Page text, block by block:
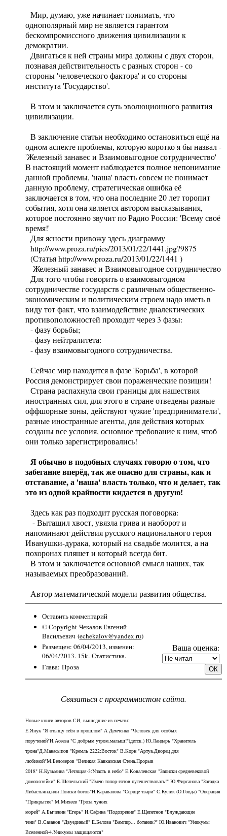
Мир, думаю, уже начинает понимать, что
однополярный мир не является гарантом
бескомпромиссного движения цивилизации к
демократии.
Двигаться к ней страны мира должны с двух сторон,
познавая действительность с разных сторон - со
стороны 'человеческого фактора' и со стороны
института 'Государство'.
В этом и заключается суть эволюционного развития
цивилизации.
В заключение статьи необходимо остановиться ещё на
одном аспекте проблемы, которую коротко я бы назвал -
'Железный занавес и Взаимовыгодное сотрудничество'
В настоящий момент наблюдается полное непонимание
данной проблемы, 'наша' власть совсем не понимает
данную проблему, стратегическая ошибка её
заключается в том, что она последние 20 лет торопит
события, хотя она является автором высказывания,
которое постоянно звучит по Радио России: 'Всему своё
время!'
Для ясности привожу здесь диаграмму
http://www.proza.ru/pics/2013/01/22/1441.jpg?9875
(Статья http://www.proza.ru/2013/01/22/1441 )
Железный занавес и Взаимовыгодное сотрудничество
Для того чтобы говорить о взаимовыгодном
сотрудничестве государств с различным общественно-
экономическим и политическим строем надо иметь в
виду тот факт, что взаимодействие диалектических
противоположностей проходит через 3 фазы:
- фазу борьбы;
- фазу нейтралитета:
- фазу взаимовыгодного сотрудничества.
Сейчас мир находится в фазе 'Борьба', в которой
Россия демонстрирует свои пораженческие позиции!
Страна распахнула свои границы для нашествия
иностранных сил, для этого в стране отведены разные
оффшорные зоны, действуют чужие 'предприниматели',
разные иностранные агенты, для действия которых
созданы все условия, основное требование к ним, чтоб
они только зарегистрировались!
Я обычно в подобных случаях говорю о том, что
забегание вперёд, так же опасно для страны, как и
отставание, а 'наша' власть только, что и делает, так
это из одной крайности кидается в другую!
Здесь как раз подходит русская поговорка:
- Вытащил хвост, увязла грива и наоборот и
напоминают действия русского национального героя
Иванушки-дурака, который на свадьбе молится, а на
похоронах пляшет и который всегда бит.
В этом и заключается основной смысл наших, так
называемых преобразований.
Автор математической модели развития общества.
Оставить комментарий
© Copyright Чекалов Евгений
Васильевич (echekalov@yandex.ru)
Размещен: 06/04/2013, изменен:
06/04/2013. 15k. Статистика.
Глава: Проза
Ваша оценка:
Связаться с программистом сайта.
Новые книги авторов СИ, вышедшие из печати:
Е.Янук "Я отыщу тебя в прошлом" А.Демченко "Человек для особых
поручений"И.Асеева"С добрым утром,малыш!"(детск.) Ю.Ландарь "Хранитель
трона"Д.Манасыпов "Кремль 2222:Восток" В.Корн "Артуа.Дворец для
любимой"М.Белозеров "Великая Кавказская Стена.Прорыв
2018" Н.Кузьмина"Летящая-3:Упасть в небо" Е.Ковалевская "Записки средневековой
домохозяйки" Е.Шепельский "Имею топор-готов путешествовать!" Ю.Фирсанова"Загадка
Либастьяна,или Поиски богов"Н.Караванова"Сердце твари" С.Кулик (О.Говда) "Операция
"Прикрытие" М.Михеев "Гроза чужих
морей" А.Быченин "Егерь" И.Сафина"Подозрение" Е.Щепетнов "Блуждающие
тени" В.Сазанов "Двуединый" Е.Белова"Вампир... ботаник?" Ю.Иванович "Уникумы
Вселенной-4.Уникумы защищаются"